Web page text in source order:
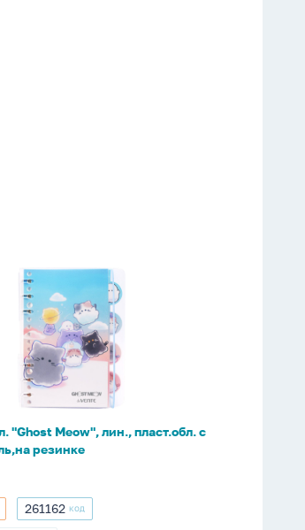
"Ghost Meow", лин., пласт.обл. с
резинке
261162
261162 КОД